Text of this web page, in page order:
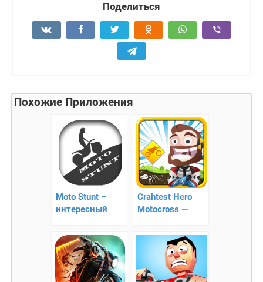
Поделиться
Похожие Приложения
Moto Stunt –
интересный
Crahtest Hero
Motocross —
мотокросс